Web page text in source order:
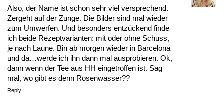
Also, der Name ist schon sehr viel versprechend.
Zergeht auf der Zunge. Die Bilder sind mal wieder
zum Umwerfen. Und besonders entzückend finde
ich beide Rezeptvarianten: mit oder ohne Schuss,
je nach Laune. Bin ab morgen wieder in Barcelona
und da…werde ich ihn dann mal ausprobieren. Ok,
dann wenn der Tee aus HH eingetroffen ist. Sag
mal, wo gibt es denn Rosenwasser??
Reply